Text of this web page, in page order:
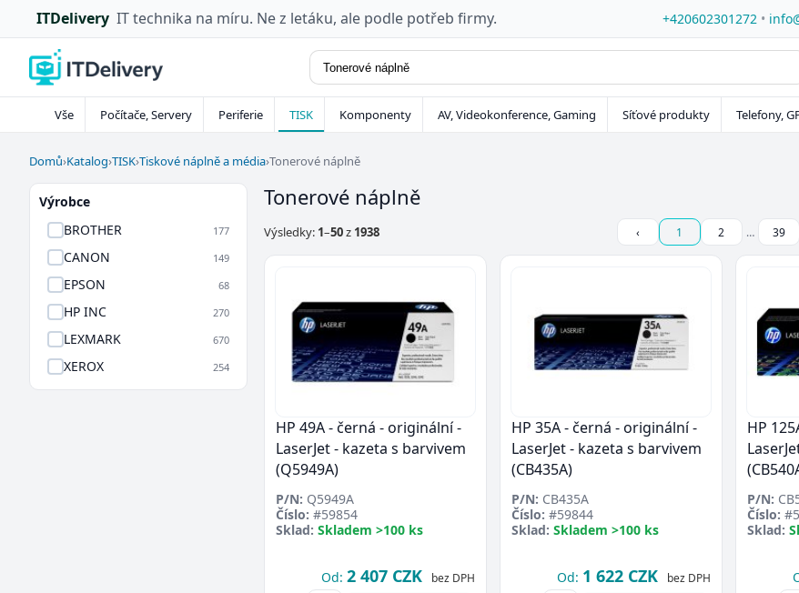
ITDelivery IT technika na míru. Ne z letáku, ale podle potřeb firmy. +420602301272 •
Vše Počítače, Servery Periferie TISK Komponenty AV, Videokonference, Gaming Síťové produkty Telefony,
Domů›Katalog›TISK›Tiskové náplně a média›Tonerové náplně
Výrobce
BROTHER
177
CANON 149
EPSON 68
HP INC 270
LEXMARK 670
XEROX 254
Tonerové náplně
Výsledky: 1–50z 1938 ‹ 1 2 … 39
HP 49A - černá - originální -
LaserJet - kazeta s barvivem
(Q5949A)
P/N: Q5949A
Číslo: #59854
Sklad: Skladem >100 ks
Od: 2 407 CZK bez DPH
HP 35A - černá - originální -
LaserJet - kazeta s barvivem
(CB435A)
P/N: CB435A
Číslo: #59844
Sklad: Skladem >100 ks
Od: 1 622 CZK bez DPH
HP
P/N:
Číslo:
Sklad: